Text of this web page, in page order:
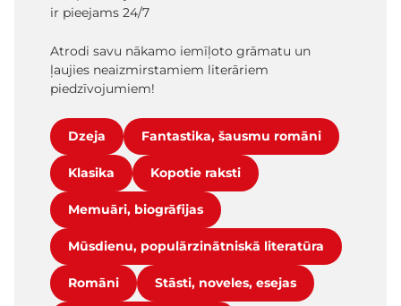
ir pieejams 24/7
Atrodi savu nākamo iemīļoto grāmatu un
ļaujies neaizmirstamiem literāriem
piedzīvojumiem!
Dzeja Fantastika, šausmu romāni
Klasika Kopotie raksti
Memuāri, biogrāfijas
Mūsdienu, populārzinātniskā literatūra
Romāni Stāsti, noveles, esejas